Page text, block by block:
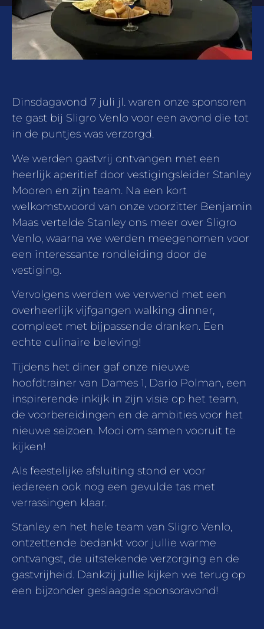
Dinsdagavond 7 juli jl. waren onze sponsoren
te gast bij Sligro Venlo voor een avond die tot
in de puntjes was verzorgd.
We werden gastvrij ontvangen met een
heerlijk aperitief door vestigingsleider Stanley
Mooren en zijn team. Na een kort
welkomstwoord van onze voorzitter Benjamin
Maas vertelde Stanley ons meer over Sligro
Venlo, waarna we werden meegenomen voor
een interessante rondleiding door de
vestiging.
Vervolgens werden we verwend met een
overheerlijk vijfgangen walking dinner,
compleet met bijpassende dranken. Een
echte culinaire beleving!
Tijdens het diner gaf onze nieuwe
hoofdtrainer van Dames 1, Dario Polman, een
inspirerende inkijk in zijn visie op het team,
de voorbereidingen en de ambities voor het
nieuwe seizoen. Mooi om samen vooruit te
kijken!
Als feestelijke afsluiting stond er voor
iedereen ook nog een gevulde tas met
verrassingen klaar.
Stanley en het hele team van Sligro Venlo,
ontzettende bedankt voor jullie warme
ontvangst, de uitstekende verzorging en de
gastvrijheid. Dankzij jullie kijken we terug op
een bijzonder geslaagde sponsoravond!